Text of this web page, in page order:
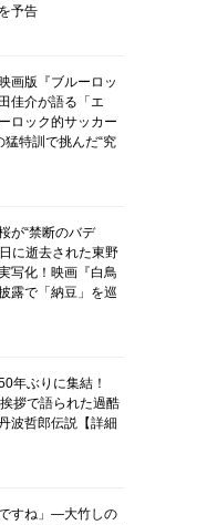
予告
画版『ブルーロッ
佳介が語る「エ
ロック的サッカー
特訓で挑んだ“究
が“禁断のバデ
に逝去された東野
写化！映画『白鳥
露で「納豆」を巡
年ぶりに集結！
挨拶で語られた過酷
波哲郎伝説【詳細
ですね」―大竹しの